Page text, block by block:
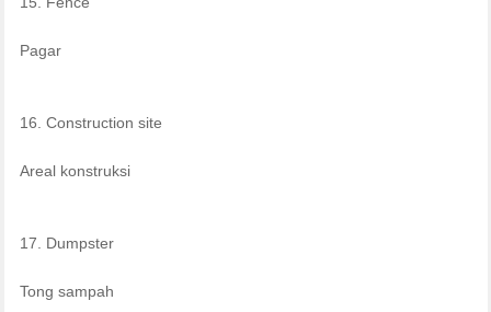
Pagar
16. Construction site
Areal konstruksi
17. Dumpster
Tong sampah